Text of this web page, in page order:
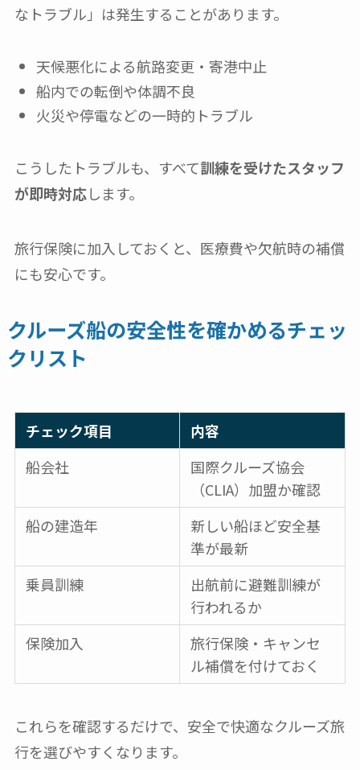
なトラブル」は発生することがあります。
天候悪化による航路変更・寄港中止
船内での転倒や体調不良
火災や停電などの一時的トラブル
こうしたトラブルも、すべて訓練を受けたスタッフ
が即時対応します。
旅行保険に加入しておくと、医療費や欠航時の補償
にも安心です。
クルーズ船の安全性を確かめるチェッ
クリスト
チェック項目
内容
船会社
国際クルーズ協会
（CLIA）加盟か確認
船の建造年
新しい船ほど安全基
準が最新
乗員訓練
出航前に避難訓練が
行われるか
保険加入
旅行保険・キャンセ
ル補償を付けておく
これらを確認するだけで、安全で快適なクルーズ旅
行を選びやすくなります。